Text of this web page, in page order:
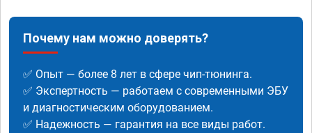
Почему нам можно доверять?
✅ Опыт — более 8 лет в сфере чип-тюнинга.
✅ Экспертность — работаем с современными ЭБУ
и диагностическим оборудованием.
✅ Надежность — гарантия на все виды работ.